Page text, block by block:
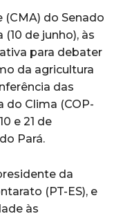
do Senado
de junho), às
para debater
da agricultura
das
do Clima (COP-
e 21 de
Pará.
da
(PT-ES), e
às